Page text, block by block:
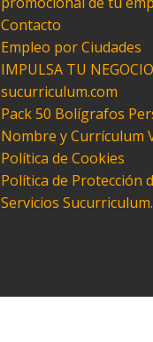
Contacto
Empleo por Ciudades
IMPULSA TU
sucurriculum.com
Pack 50 Bolígrafos
Nombre y Currículum
Política de Cookies
Política de Protección
Servicios